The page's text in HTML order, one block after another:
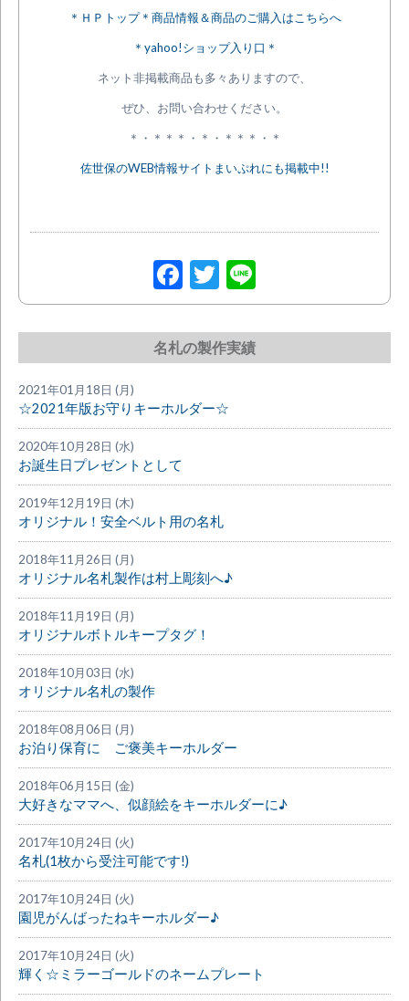
＊ＨＰトップ＊商品情報＆商品のご購入はこちらへ
＊yahoo!ショップ入り口＊
ネット非掲載商品も多々ありますので、
ぜひ、お問い合わせください。
＊・＊＊＊・＊・＊＊＊・＊
佐世保のWEB情報サイトまいぷれにも掲載中!!
Facebook
Twitter
名札の製作実績
2021年01月18日 (月)
☆2021年版お守りキーホルダー☆
2020年10月28日 (水)
お誕生日プレゼントとして
2019年12月19日 (木)
オリジナル！安全ベルト用の名札
2018年11月26日 (月)
オリジナル名札製作は村上彫刻へ♪
2018年11月19日 (月)
オリジナルボトルキープタグ！
2018年10月03日 (水)
オリジナル名札の製作
2018年08月06日 (月)
お泊り保育に ご褒美キーホルダー
2018年06月15日 (金)
大好きなママへ、似顔絵をキーホルダーに♪
2017年10月24日 (火)
名札(1枚から受注可能です!)
2017年10月24日 (火)
園児がんばったねキーホルダー♪
2017年10月24日 (火)
輝く☆ミラーゴールドのネームプレート